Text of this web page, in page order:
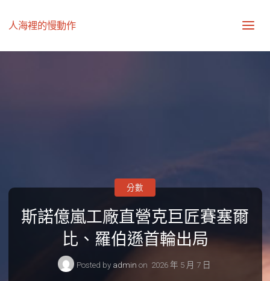
人海裡的慢動作
斯諾億嵐工廠直營克巨匠賽塞爾
比、羅伯遜首輪出局
Posted by admin on 2026 年 5 月 7 日
分數